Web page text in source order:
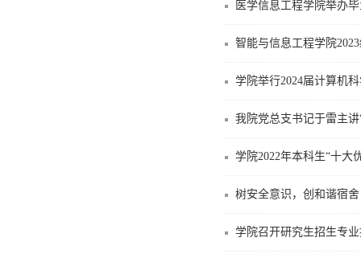
医学信息工程学院举办
智能与信息工程学院
学院举行2024届计算机
我院党总支书记于雷主
学院2022年本科生“十大
树安全意识，创和谐宿舍
学院召开研究生招生专